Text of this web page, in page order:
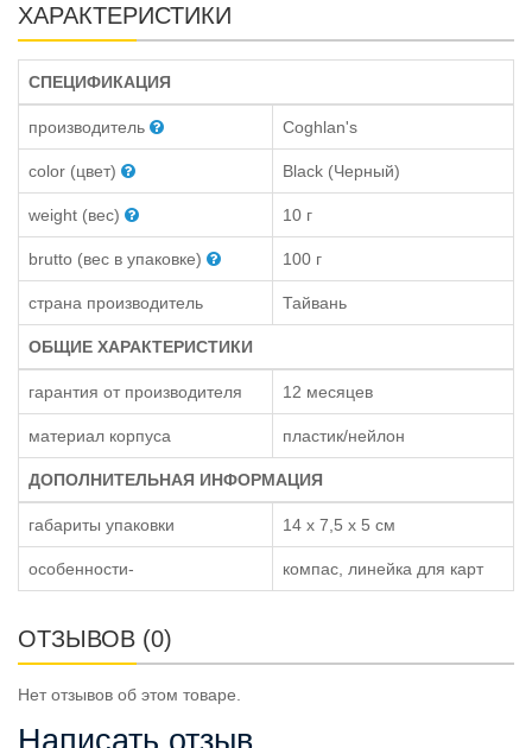
ХАРАКТЕРИСТИКИ
СПЕЦИФИКАЦИЯ
производитель Coghlan's
color (цвет) Black (Черный)
weight (вес) 10 г
brutto (вес в упаковке) 100 г
страна производитель Тайвань
ОБЩИЕ ХАРАКТЕРИСТИКИ
гарантия от производителя 12 месяцев
материал корпуса пластик/нейлон
ДОПОЛНИТЕЛЬНАЯ ИНФОРМАЦИЯ
габариты упаковки 14 x 7,5 x 5 см
особенности- компас, линейка для карт
ОТЗЫВОВ (0)
Нет отзывов об этом товаре.
Написать отзыв